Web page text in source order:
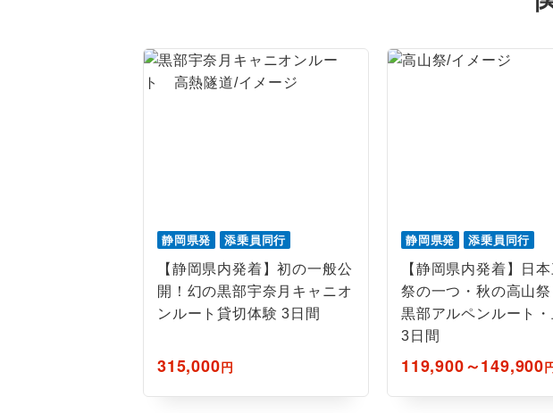
静岡県発 添乗員同行
【静岡県内発着】初の一般公
開！幻の黒部宇奈月キャニオ
ンルート貸切体験 3日間
315,000円
静岡県発 添乗員同行
【静岡県内発着】日
祭の一つ・秋の高山
黒部アルペンルート
3日間
119,900～149,900
ご紹介
おひとり様バス2席利用 おひと